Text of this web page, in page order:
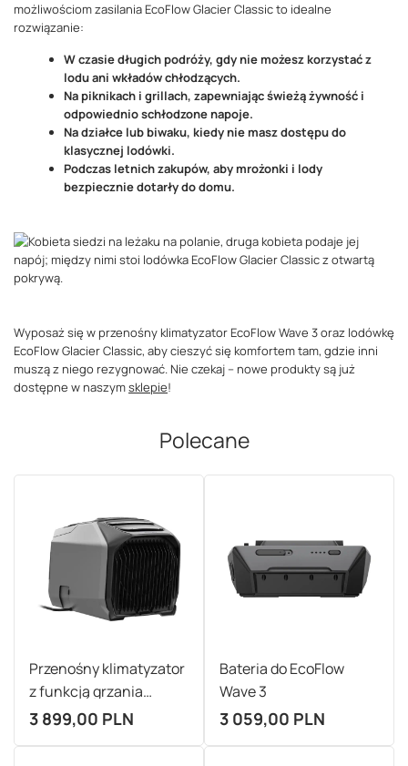
możliwościom zasilania EcoFlow Glacier Classic to idealne
rozwiązanie:
W czasie długich podróży, gdy nie możesz korzystać z
lodu ani wkładów chłodzących.
Na piknikach i grillach, zapewniając świeżą żywność i
odpowiednio schłodzone napoje.
Na działce lub biwaku, kiedy nie masz dostępu do
klasycznej lodówki.
Podczas letnich zakupów, aby mrożonki i lody
bezpiecznie dotarły do domu.
Wyposaż się w przenośny klimatyzator EcoFlow Wave 3 oraz lodówkę
EcoFlow Glacier Classic, aby cieszyć się komfortem tam, gdzie inni
muszą z niego rezygnować. Nie czekaj – nowe produkty są już
dostępne w naszymsklepie!
Polecane
Przenośny klimatyzator
z funkcją grzania
EcoFlow Wave 3
3 899,00 PLN
Bateria do EcoFlow
Wave 3
3 059,00 PLN